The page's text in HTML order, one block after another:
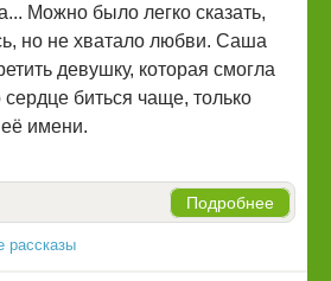
Можно было легко сказать,
но не хватало любви. Саша
девушку, которая смогла
сердце биться чаще, только
имени.
Подробнее
рассказы